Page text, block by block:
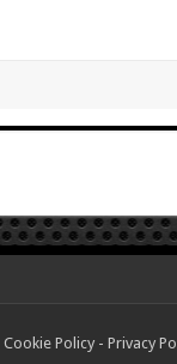
Cookie Policy - Privacy